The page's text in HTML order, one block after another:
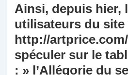
Ainsi, depuis hier,
utilisateurs du site
http://
spéculer sur le
: » l’Allégorie du